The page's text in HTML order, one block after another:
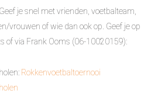
je snel met vrienden, voetbalteam,
vrouwen of wie dan ook op. Geef je op
of via Frank Ooms (06-10020159):
Rokkenvoetbaltoernooi